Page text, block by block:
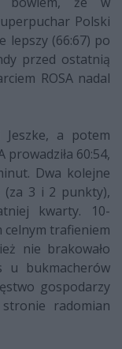
Polski
lepszy (66:67) po
przed ostatnią
ROSA nadal
Jeszke, a potem
prowadziła 60:54,
Dwa kolejne
(za 3 i 2 punkty),
kwarty. 10-
celnym trafieniem
nie brakowało
u bukmacherów
gospodarzy
radomian